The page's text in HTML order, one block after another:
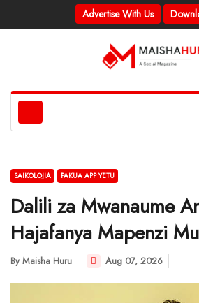
Advertise With Us
SAIKOLOJIA PAKUA APP YETU
Dalili za Mwanaume
Hajafanya Mapenzi
By Maisha Huru Aug 07, 2026